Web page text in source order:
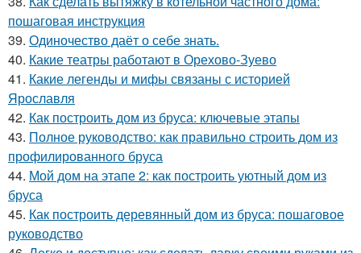
пошаговая инструкция
39. Одиночество даёт о себе знать.
40. Какие театры работают в Орехово-Зуево
41. Какие легенды и мифы связаны с историей
Ярославля
42. Как построить дом из бруса: ключевые этапы
43. Полное руководство: как правильно строить дом из
профилированного бруса
44. Мой дом на этапе 2: как построить уютный дом из
бруса
45. Как построить деревянный дом из бруса: пошаговое
руководство